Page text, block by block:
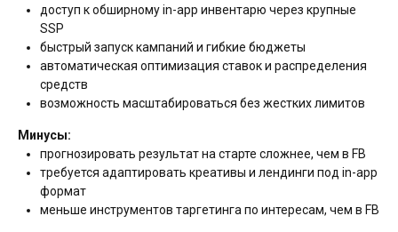
доступ к обширному in-app инвентарю через крупные
SSP
быстрый запуск кампаний и гибкие бюджеты
автоматическая оптимизация ставок и распределения
средств
возможность масштабироваться без жестких лимитов
Минусы:
прогнозировать результат на старте сложнее, чем в FB
требуется адаптировать креативы и лендинги под in-app
формат
меньше инструментов таргетинга по интересам, чем в FB